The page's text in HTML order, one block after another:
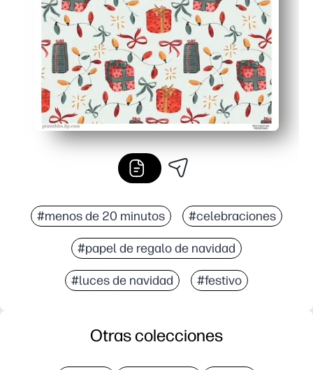
#menos de 20 minutos #celebraciones
#papel de regalo de navidad
#luces de navidad #festivo
Otras colecciones